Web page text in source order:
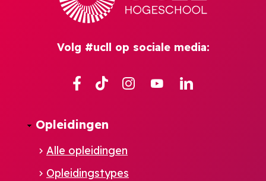
Volg #ucll op sociale media:
Facebook
TikTok Instagram
YouTube
Opleidingen
Alle opleidingen
Opleidingstypes